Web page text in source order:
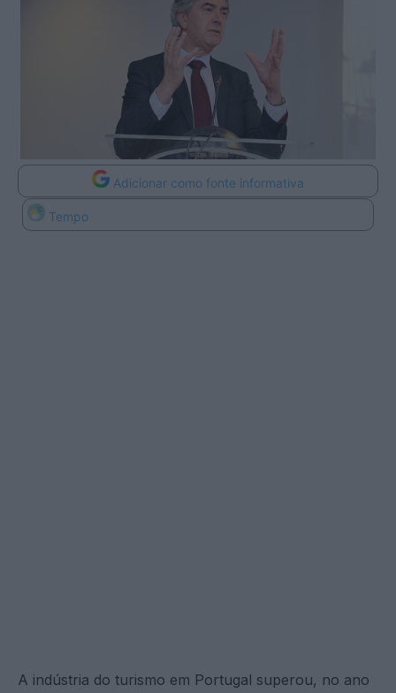
Adicionar como fonte informativa
Tempo
A indústria do turismo em Portugal superou, no ano